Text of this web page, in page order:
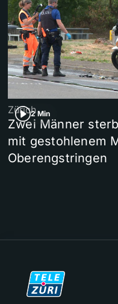
2 Min
Zürich
Zwei Männer
mit gestohlenem
Oberengstringen